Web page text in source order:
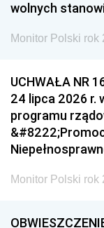
wolnych
Monitor Polski rok
UCHWAŁA NR
24 lipca 2026 r.
programu
Monitor Polski rok